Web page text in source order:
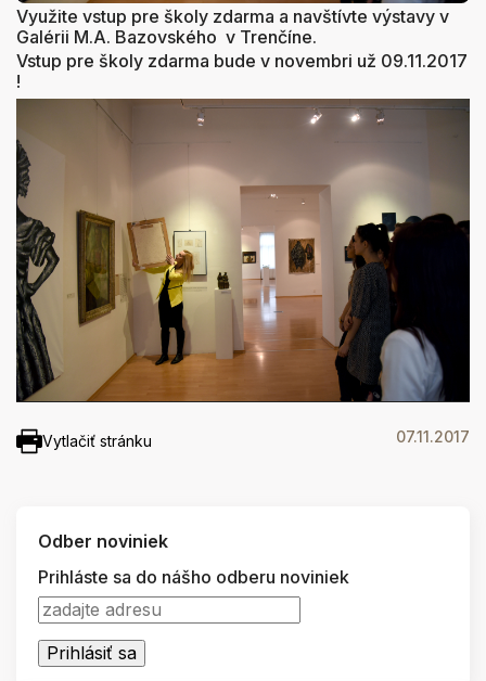
Využite vstup pre školy zdarma a navštívte výstavy v
Galérii M.A. Bazovského v Trenčíne.
Vstup pre školy zdarma bude v novembri už 09.11.2017
!
Vytlačiť stránku 07.11.2017
Odber noviniek
Prihláste sa do nášho odberu noviniek